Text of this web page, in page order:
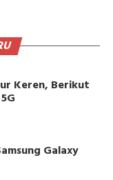
Keren, Berikut
Galaxy